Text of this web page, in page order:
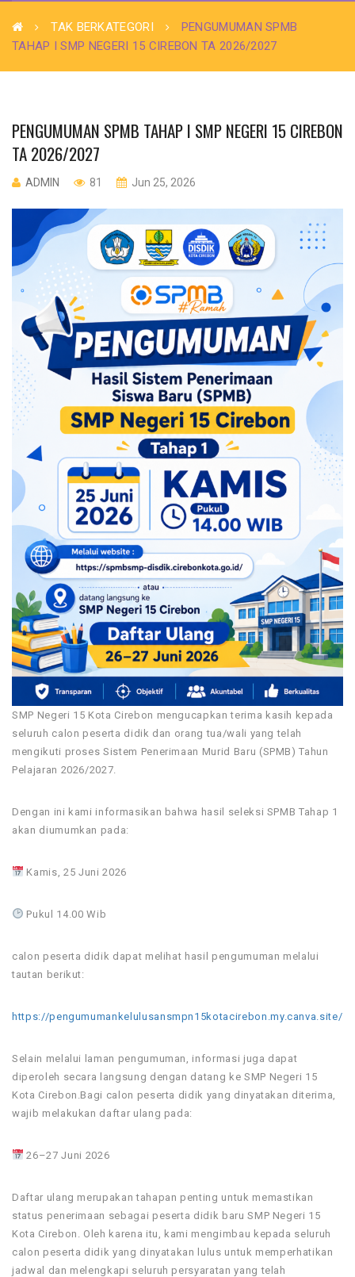
TAK BERKATEGORI
PENGUMUMAN SPMB
TAHAP I SMP NEGERI 15 CIREBON TA 2026/2027
PENGUMUMAN SPMB TAHAP I SMP NEGERI 15 CIREBON
TA 2026/2027
ADMIN 81 Jun 25, 2026
SMP Negeri 15 Kota Cirebon mengucapkan terima kasih kepada
seluruh calon peserta didik dan orang tua/wali yang telah
mengikuti proses Sistem Penerimaan Murid Baru (SPMB) Tahun
Pelajaran 2026/2027.
Dengan ini kami informasikan bahwa hasil seleksi SPMB Tahap 1
akan diumumkan pada:
Kamis, 25 Juni 2026
Pukul 14.00 Wib
calon peserta didik dapat melihat hasil pengumuman melalui
tautan berikut:
https://pengumumankelulusansmpn15kotacirebon.my.canva.site/
Selain melalui laman pengumuman, informasi juga dapat
diperoleh secara langsung dengan datang ke SMP Negeri 15
Kota Cirebon.Bagi calon peserta didik yang dinyatakan diterima,
wajib melakukan daftar ulang pada:
26–27 Juni 2026
Daftar ulang merupakan tahapan penting untuk memastikan
status penerimaan sebagai peserta didik baru SMP Negeri 15
Kota Cirebon. Oleh karena itu, kami mengimbau kepada seluruh
calon peserta didik yang dinyatakan lulus untuk memperhatikan
jadwal dan melengkapi seluruh persyaratan yang telah